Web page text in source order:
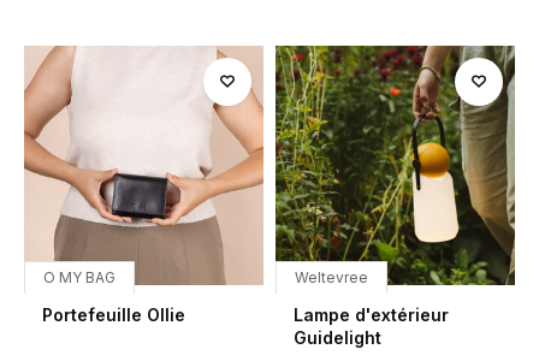
O MY BAG
Portefeuille Ollie
Weltevree
Lampe d'extérieur
Guidelight